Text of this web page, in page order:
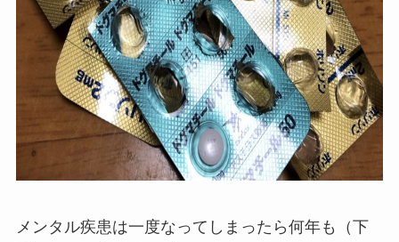
メンタル疾患は一度なってしまったら何年も（下